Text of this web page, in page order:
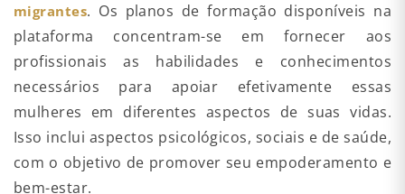
migrantes. Os planos de formação disponíveis na
plataforma concentram-se em fornecer aos
profissionais as habilidades e conhecimentos
necessários para apoiar efetivamente essas
mulheres em diferentes aspectos de suas vidas.
Isso inclui aspectos psicológicos, sociais e de saúde,
com o objetivo de promover seu empoderamento e
bem-estar.